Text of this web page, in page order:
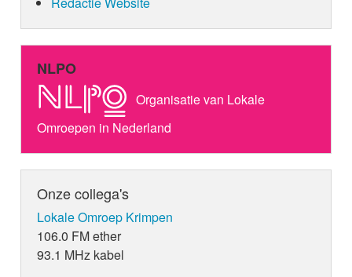
NLPO
Organisatie van Lokale
Omroepen in Nederland
Onze collega's
Lokale Omroep Krimpen
106.0 FM ether
93.1 MHz kabel